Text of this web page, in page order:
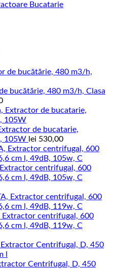
Bucatarie
bucătărie, 480 m3/h, Clasa
de bucatarie,
105W lei 530,00
centrifugal, 600
cm l, 49dB, 105w, C
Extractor centrifugal, 600
cm l, 49dB, 119w, C
Centrifugal, D, 450